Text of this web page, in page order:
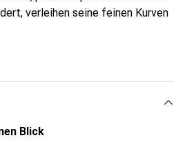
verleihen seine feinen Kurven
Smartphones. International
für eine anspruchsvolle Klientel.
Blick